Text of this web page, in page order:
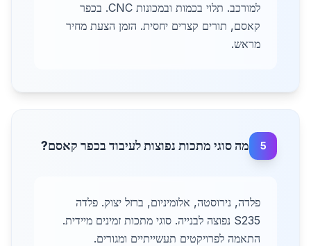
למורכב. תלוי בכמות ובמכונות CNC. בכפר
קאסם, תורים קצרים יחסית. הזמן הצעת מחיר
מראש.
5 מה סוגי מתכות נפוצות לעיבוד בכפר קאסם?
פלדה, נירוסטה, אלומיניום, ברזל יצוק. פלדה
S235 נפוצה לבנייה. סוגי מתכות זמינים מיידית.
התאמה לפרויקטים תעשייתיים ומגורים.